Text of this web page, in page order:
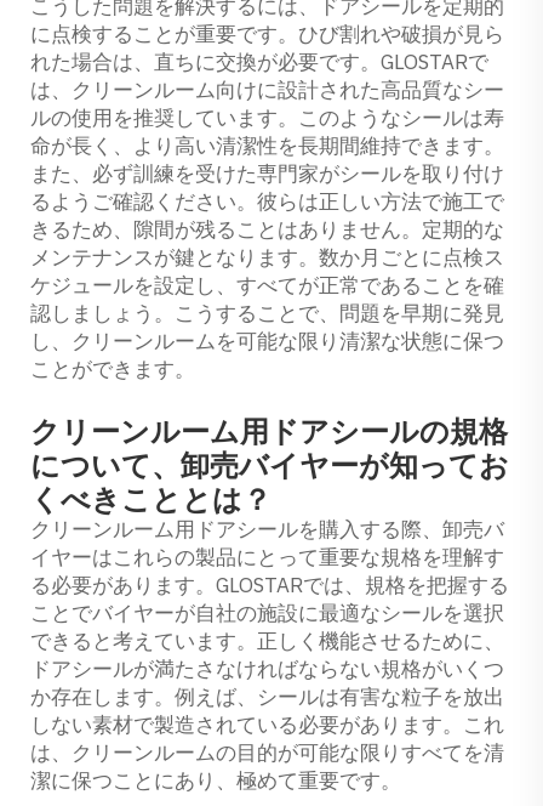
こうした問題を解決するには、ドアシールを定期的
に点検することが重要です。ひび割れや破損が見ら
れた場合は、直ちに交換が必要です。GLOSTARで
は、クリーンルーム向けに設計された高品質なシー
ルの使用を推奨しています。このようなシールは寿
命が長く、より高い清潔性を長期間維持できます。
また、必ず訓練を受けた専門家がシールを取り付け
るようご確認ください。彼らは正しい方法で施工で
きるため、隙間が残ることはありません。定期的な
メンテナンスが鍵となります。数か月ごとに点検ス
ケジュールを設定し、すべてが正常であることを確
認しましょう。こうすることで、問題を早期に発見
し、クリーンルームを可能な限り清潔な状態に保つ
ことができます。
クリーンルーム用ドアシールの規格
について、卸売バイヤーが知ってお
くべきこととは？
クリーンルーム用ドアシールを購入する際、卸売バ
イヤーはこれらの製品にとって重要な規格を理解す
る必要があります。GLOSTARでは、規格を把握する
ことでバイヤーが自社の施設に最適なシールを選択
できると考えています。正しく機能させるために、
ドアシールが満たさなければならない規格がいくつ
か存在します。例えば、シールは有害な粒子を放出
しない素材で製造されている必要があります。これ
は、クリーンルームの目的が可能な限りすべてを清
潔に保つことにあり、極めて重要です。